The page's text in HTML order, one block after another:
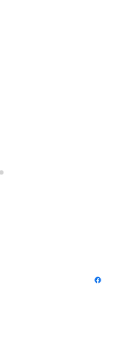
om, at næste
fra kl. 17.00 i Vrå